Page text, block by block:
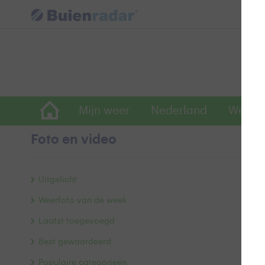
Mijn weer Nederland
Foto en video
Uitgelicht
Weerfoto van de week
Laatst toegevoegd
Best gewaardeerd
Populaire categorieën